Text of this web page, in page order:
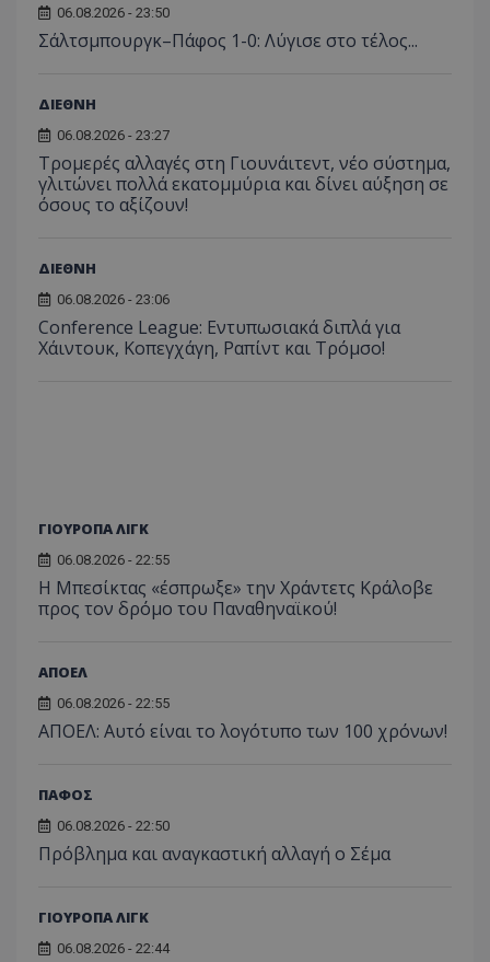
06.08.2026 - 23:50
Σάλτσμπουργκ–Πάφος 1-0: Λύγισε στο τέλος...
ΔΙΕΘΝΗ
06.08.2026 - 23:27
Τρομερές αλλαγές στη Γιουνάιτεντ, νέο σύστημα,
γλιτώνει πολλά εκατομμύρια και δίνει αύξηση σε
όσους το αξίζουν!
ΔΙΕΘΝΗ
06.08.2026 - 23:06
Conference League: Εντυπωσιακά διπλά για
Χάιντουκ, Κοπεγχάγη, Ραπίντ και Τρόμσο!
ΓΙΟΥΡΟΠΑ ΛΙΓΚ
06.08.2026 - 22:55
Η Μπεσίκτας «έσπρωξε» την Χράντετς Κράλοβε
προς τον δρόμο του Παναθηναϊκού!
ΑΠΟΕΛ
06.08.2026 - 22:55
ΑΠΟΕΛ: Αυτό είναι το λογότυπο των 100 χρόνων!
ΠΑΦΟΣ
06.08.2026 - 22:50
Πρόβλημα και αναγκαστική αλλαγή ο Σέμα
ΓΙΟΥΡΟΠΑ ΛΙΓΚ
06.08.2026 - 22:44